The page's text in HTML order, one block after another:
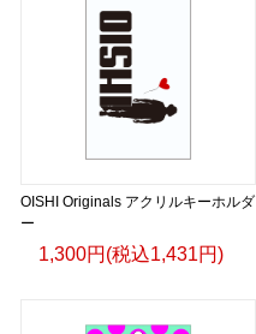
OISHI Originals アクリルキーホルダ
ー
1,300円(税込1,431円)